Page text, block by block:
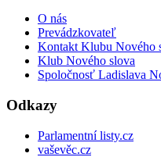
O nás
Prevádzkovateľ
Kontakt Klubu Nového
Klub Nového slova
Spoločnosť Ladislava
Odkazy
Parlamentní listy.cz
vaševěc.cz